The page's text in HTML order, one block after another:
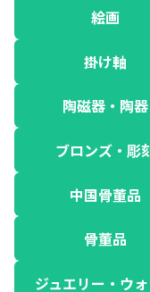
絵画
掛け軸
陶磁器・陶器
ブロンズ・彫
中国骨董品
骨董品
ジュエリー・ウ